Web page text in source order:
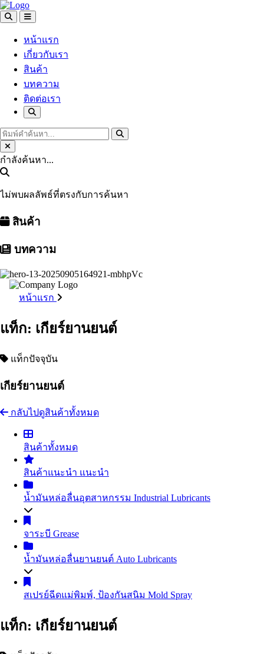
หน้าแรก
เกี่ยวกับเรา
สินค้า
บทความ
ติดต่อเรา
กำลังค้นหา...
ไม่พบผลลัพธ์ที่ตรงกับการค้นหา
สินค้า
บทความ
หน้าแรก
แท็ก: เกียร์ยานยนต์
แท็กปัจจุบัน
เกียร์ยานยนต์
กลับไปดูสินค้าทั้งหมด
สินค้าทั้งหมด
สินค้าแนะนำ แนะนำ
น้ำมันหล่อลื่นอุตสาหกรรม Industrial Lubricants
น้ำมันถ่ายเทความร้อน
น้ำมันเกียร์อุตสาหกรรม
น้ำมัน EDMน้ำมันสปาร์ค
น้ำมันปั๊มลม Air Compressor Oil
จาระบี Grease
น้ำมันหล่อลื่นยานยนต์ Auto Lubricants
น้ำมันเครื่องดีเซลDiesel Engine Oil
น้ำมันเบรกBrake Fluid
สเปรย์ฉีดแม่พิมพ์, ป้องกันสนิม Mold Spray
แท็ก: เกียร์ยานยนต์